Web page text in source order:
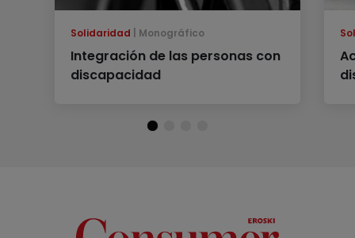
Solidaridad Monográfico
Integración de las personas con
discapacidad